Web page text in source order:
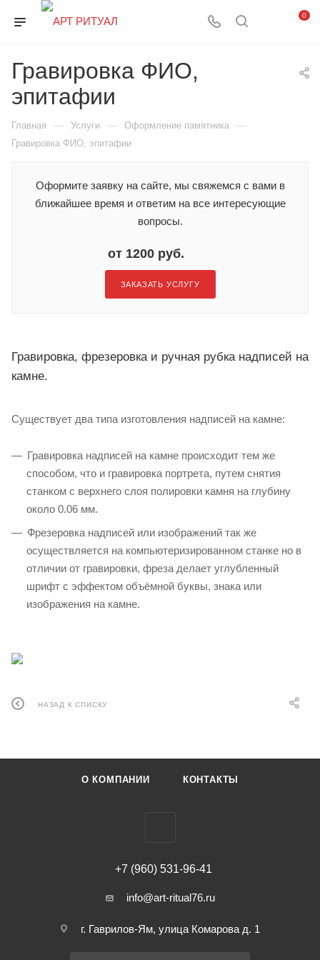
0
Гравировка ФИО,
эпитафии
Главная — Услуги — Оформление памятника —
Гравировка ФИО, эпитафии
Оформите заявку на сайте, мы свяжемся с вами в
ближайшее время и ответим на все интересующие
вопросы.
от 1200 руб.
ЗАКАЗАТЬ УСЛУГУ
Гравировка, фрезеровка и ручная рубка надписей на
камне.
Существует два типа изготовления надписей на камне:
Гравировка надписей на камне происходит тем же
способом, что и гравировка портрета, путем снятия
станком с верхнего слоя полировки камня на глубину
около 0.06 мм.
Фрезеровка надписей или изображений так же
осуществляется на компьютеризированном станке но в
отличии от гравировки, фреза делает углубленный
шрифт с эффектом объёмной буквы, знака или
изображения на камне.
НАЗАД К СПИСКУ
О КОМПАНИИ КОНТАКТЫ
+7 (960) 531-96-41
info@art-ritual76.ru
г. Гаврилов-Ям, улица Комарова д. 1